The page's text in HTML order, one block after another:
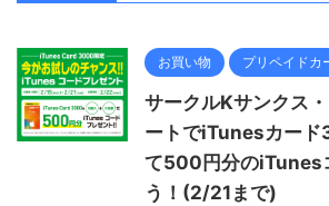
お買い物 プリペイドカ
サークルKサンクス
ートでiTunesカー
て500円分のiTunes
う！(2/21まで)